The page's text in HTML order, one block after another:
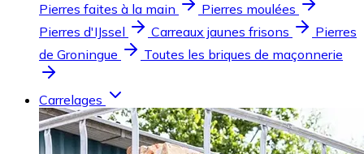
Pierres faites à la main
Pierres moulées
Pierres d'IJssel
Carreaux jaunes frisons
Pierres
de Groningue
Toutes les briques de maçonnerie
Carrelages